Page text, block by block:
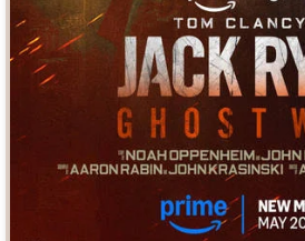
Про деревню Про
Про драконов Про
Про
Про корабли и подводные
Про
Про любовь
убийц
Про